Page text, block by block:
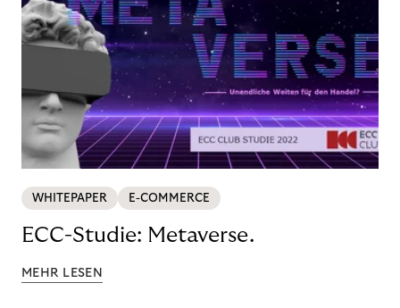
WHITEPAPER E-COMMERCE
ECC-Studie: Metaverse.
MEHR LESEN